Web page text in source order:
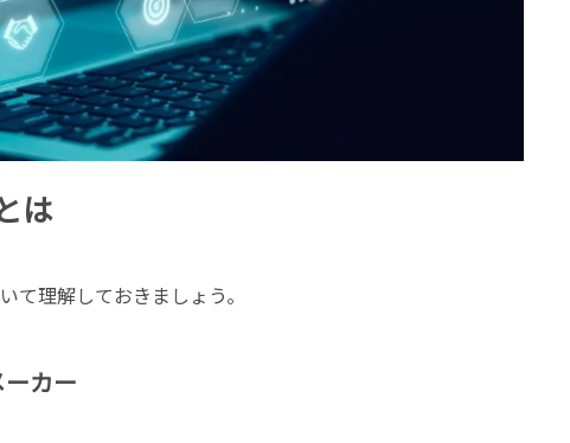
は
て理解しておきましょう。
カー